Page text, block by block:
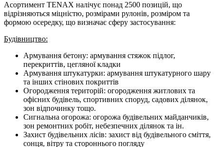
Асортимент TENAX налічує понад 2500 позицій, що
відрізняються міцністю, розмірами рулонів, розміром та
формою осередку, що визначає сферу застосування:
Будівництво:
Армування бетону: армування стяжок підлог,
перекриттів, цегляної кладки
Армування штукатурки: армування штукатурного шару
та інших стінових покриттів
Огородження територій: огородження житлових та
офісних будівель, спортивних споруд, садових ділянок,
зон відпочинку тощо.
Сигнальна огорожа: огорожа будівельних майданчиків,
зон ремонтних робіт, небезпечних ділянок та ін.
Захист будівельних лісів: захист від будівельного сміття,
сонця, вітру та стороннього погляду